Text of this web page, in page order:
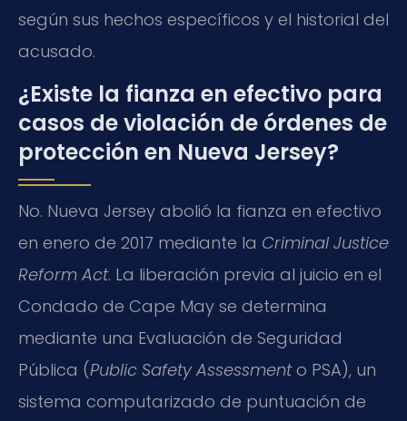
según sus hechos específicos y el historial del
acusado.
¿Existe la fianza en efectivo para
casos de violación de órdenes de
protección en Nueva Jersey?
No. Nueva Jersey abolió la fianza en efectivo
en enero de 2017 mediante la Criminal Justice
Reform Act. La liberación previa al juicio en el
Condado de Cape May se determina
mediante una Evaluación de Seguridad
Pública (Public Safety Assessmento PSA), un
sistema computarizado de puntuación de